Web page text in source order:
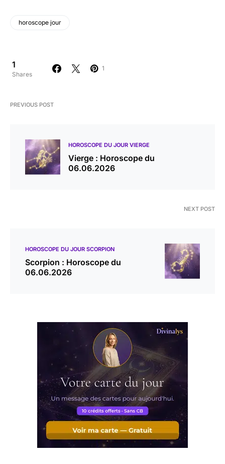
horoscope jour
1
Shares
1
PREVIOUS POST
HOROSCOPE DU JOUR VIERGE
Vierge : Horoscope du
06.06.2026
NEXT POST
HOROSCOPE DU JOUR SCORPION
Scorpion : Horoscope du
06.06.2026